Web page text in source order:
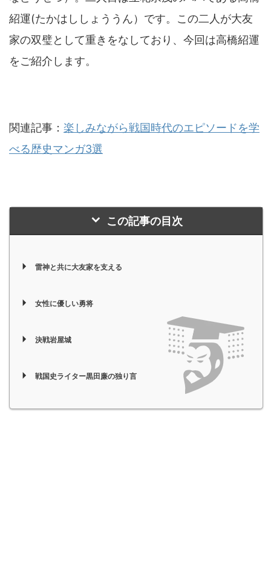
紹運(たかはししょううん）です。この二人が大友
家の双璧として重きをなしており、今回は高橋紹運
をご紹介します。
関連記事： 楽しみながら戦国時代のエピソードを学
べる歴史マンガ3選
この記事の目次
雷神と共に大友家を支える
女性に優しい勇将
決戦岩屋城
戦国史ライター黒田廉の独り言